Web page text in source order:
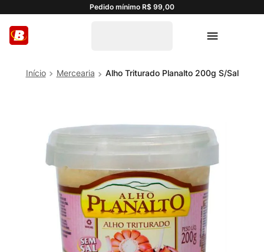
Pedido mínimo R$ 99,00
Mercearia Alho Triturado Planalto 200g S/Sal